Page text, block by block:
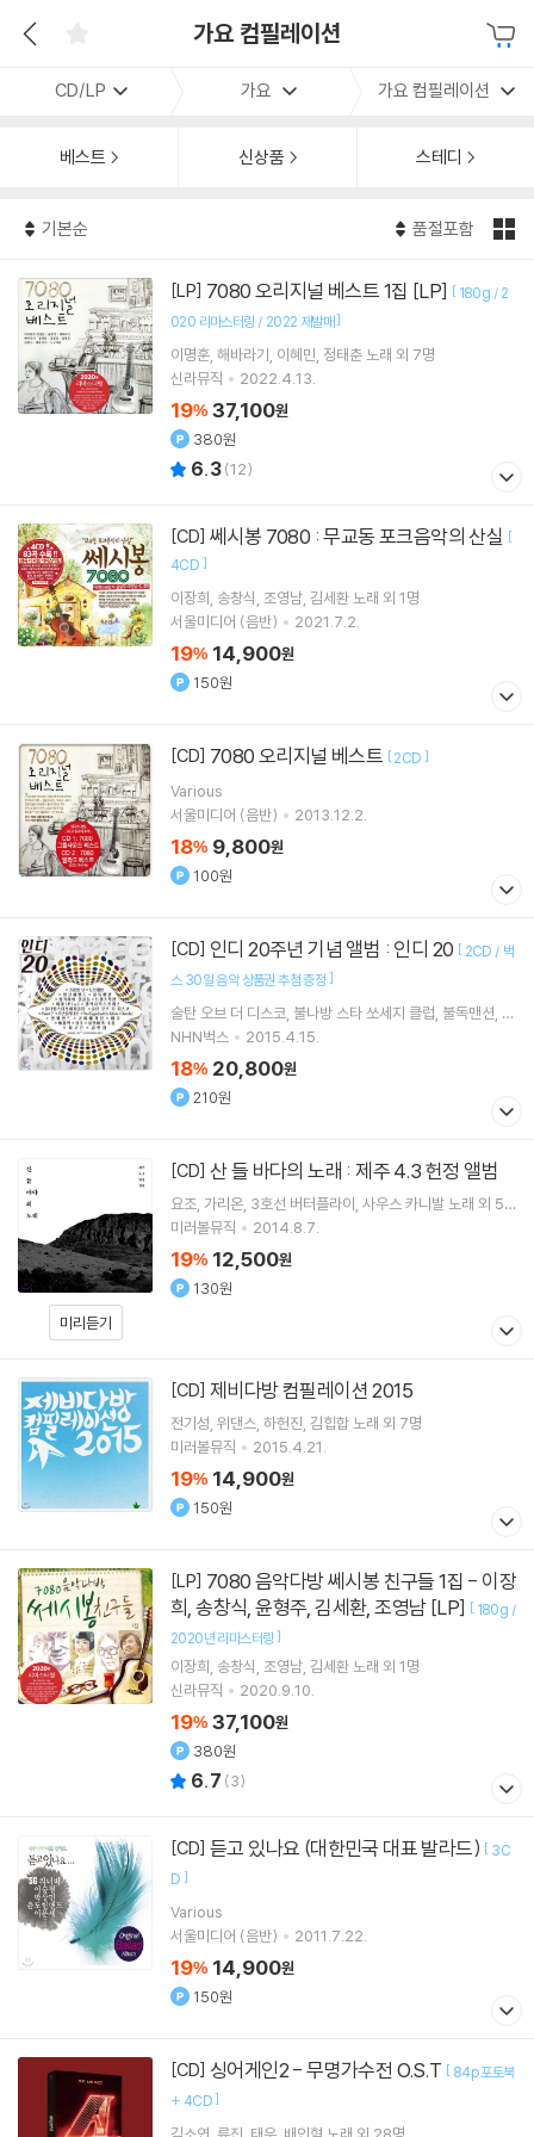
가요 컴필레이션
CD/LP 가요 가요 컴필레이션
베스트 신상품 스테디
기본순 품절포함
[LP] 7080 오리지널 베스트 1집 [LP] [ 180g / 2
020 리마스터링 / 2022 재발매]
이명훈 해바라기 이혜민 정태춘 노래 외 7명
신라뮤직
2022.4.13.
19% 37,100원
380원
6.3(12)
[CD] 쎄시봉 7080 : 무교동 포크음악의 산실 [
4CD ]
이장희 송창식 조영남 김세환 노래 외 1명
서울미디어 (음반)
2021.7.2.
19% 14,900원
150원
[CD] 7080 오리지널 베스트 [2CD ]
Various
서울미디어 (음반)
2013.12.2.
18% 9,800원
100원
[CD] 인디 20주년 기념 앨범 : 인디 20 [ 2CD / 벅
스 30일 음악 상품권 추첨 증정 ]
술탄 오브 더 디스코 불나방 스타 쏘세지 클럽 불독맨션 로
큰롤라디오노래 외 17명
NHN벅스 2015.4.15.
18% 20,800원
210원
미리듣기
[CD] 산 들 바다의 노래 : 제주 4.3 헌정 앨범
요조 가리온 3호선 버터플라이 사우스 카니발 노래 외 5
명
미러볼뮤직 2014.8.7.
19% 12,500원
130원
[CD] 제비다방 컴필레이션 2015
전기성 위댄스 하헌진 김힙합 노래 외 7명
미러볼뮤직
2015.4.21.
19% 14,900원
150원
[LP]
희, 송창식, 윤형주, 김세환, 조영남 [LP] [ 180g /
2020년 리마스터링 ]
이장희 송창식 조영남 김세환 노래 외 1명
신라뮤직
2020.9.10.
19% 37,100원
380원
6.7 (3)
[CD] 듣고 있나요 (대한민국 대표 발라드) [ 3C
D ]
Various
서울미디어 (음반)
2011.7.22.
19% 14,900원
150원
[CD] 싱어게인2 - 무명가수전 O.S.T [ 84p 포토북
+ 4CD]